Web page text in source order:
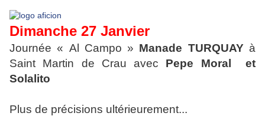
Dimanche 27 Janvier
Journée « Al Campo » Manade TURQUAY à
Saint Martin de Crau avec Pepe Moral et
Solalito
Plus de précisions ultérieurement...